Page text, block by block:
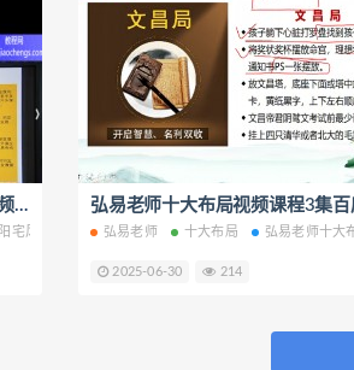
九岳山人阳宅风水长眼法速成班视频课程11集百度网盘下载学习
宅风水长眼法 阳宅风水
弘易老师 十大布局 弘易老师十大
2025-06-30 214